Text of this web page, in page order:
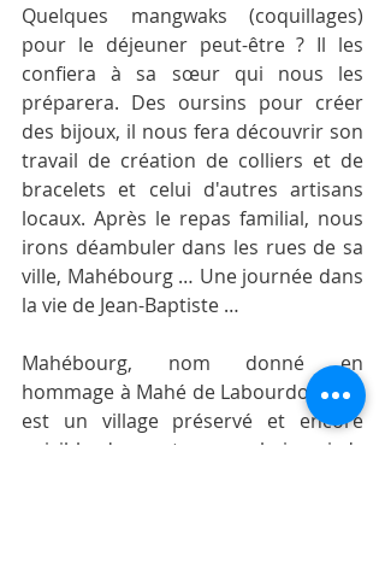
Quelques mangwaks (coquillages)
pour le déjeuner peut-être ? Il les
confiera à sa sœur qui nous les
préparera. Des oursins pour créer
des bijoux, il nous fera découvrir son
travail de création de colliers et de
bracelets et celui d'autres artisans
locaux. Après le repas familial, nous
irons déambuler dans les rues de sa
ville, Mahébourg … Une journée dans
la vie de Jean-Baptiste …
Mahébourg, nom donné en
hommage à Mahé de Labourdonnais,
est un village préservé et encore
paisible, donnant sur une baie qui n'a